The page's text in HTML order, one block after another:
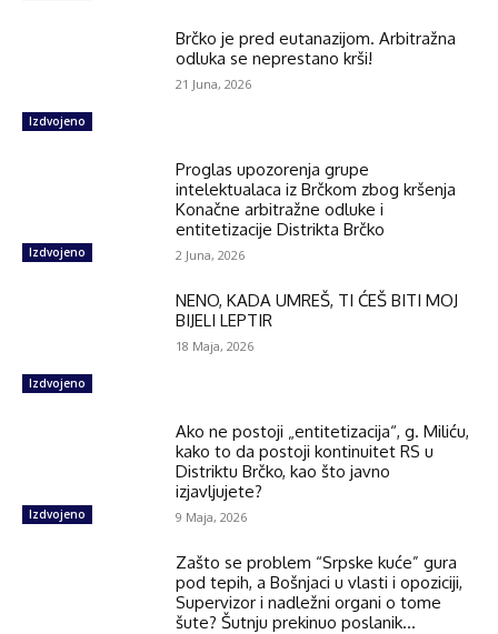
Izdvojeno
Brčko je pred eutanazijom. Arbitražna
odluka se neprestano krši!
21 Juna, 2026
Izdvojeno
Proglas upozorenja grupe
intelektualaca iz Brčkom zbog kršenja
Konačne arbitražne odluke i
entitetizacije Distrikta Brčko
2 Juna, 2026
Izdvojeno
NENO, KADA UMREŠ, TI ĆEŠ BITI MOJ
BIJELI LEPTIR
18 Maja, 2026
Izdvojeno
Ako ne postoji „entitetizacija“, g. Miliću,
kako to da postoji kontinuitet RS u
Distriktu Brčko, kao što javno
izjavljujete?
9 Maja, 2026
Zašto se problem “Srpske kuće” gura
pod tepih, a Bošnjaci u vlasti i opoziciji,
Supervizor i nadležni organi o tome
šute? Šutnju prekinuo poslanik...